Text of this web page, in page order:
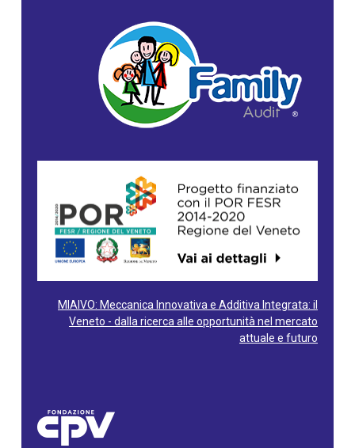
MIAIVO: Meccanica Innovativa e Additiva Integrata: il
Veneto - dalla ricerca alle opportunità nel mercato
attuale e futuro